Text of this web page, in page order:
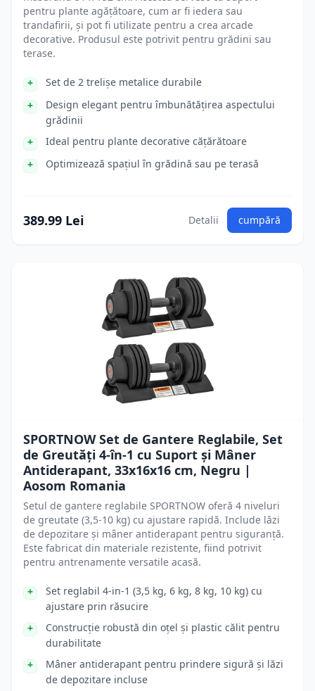
pentru plante agățătoare, cum ar fi iedera sau
trandafirii, și pot fi utilizate pentru a crea arcade
decorative. Produsul este potrivit pentru grădini sau
terase.
Set de 2 trelișe metalice durabile
Design elegant pentru îmbunătățirea aspectului
grădinii
Ideal pentru plante decorative cățărătoare
Optimizează spațiul în grădină sau pe terasă
389.99 Lei Detalii cumpără
SPORTNOW Set de Gantere Reglabile, Set
de Greutăți 4-în-1 cu Suport și Mâner
Antiderapant, 33x16x16 cm, Negru |
Aosom Romania
Setul de gantere reglabile SPORTNOW oferă 4 niveluri
de greutate (3,5-10 kg) cu ajustare rapidă. Include lăzi
de depozitare și mâner antiderapant pentru siguranță.
Este fabricat din materiale rezistente, fiind potrivit
pentru antrenamente versatile acasă.
Set reglabil 4-in-1 (3,5 kg, 6 kg, 8 kg, 10 kg) cu
ajustare prin răsucire
Construcție robustă din oțel și plastic călit pentru
durabilitate
Mâner antiderapant pentru prindere sigură și lăzi
de depozitare incluse